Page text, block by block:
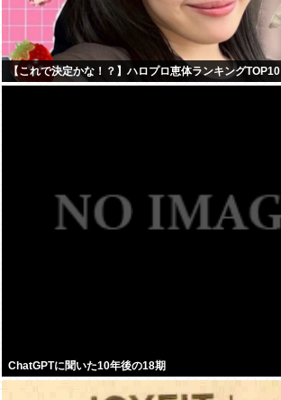
【これで決定かな！？】ハロプロ恵体ランキングTOP10
ChatGPTに聞いた10年後の18期